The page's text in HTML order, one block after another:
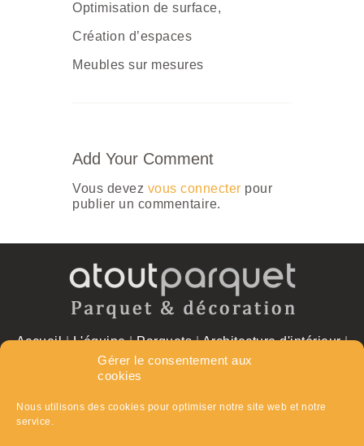
Gérer le consentement aux
cookies
Nous utilisons des cookies pour optimiser notre site web et notre
service.
Optimisation de surface,
Création d’espaces
Meubles sur mesures
Add Your Comment
Vous devez vous connecter pour
publier un commentaire.
Accueil|L'équipe|Parquets|Architecture d'intérieur|
Réalisations|Contact